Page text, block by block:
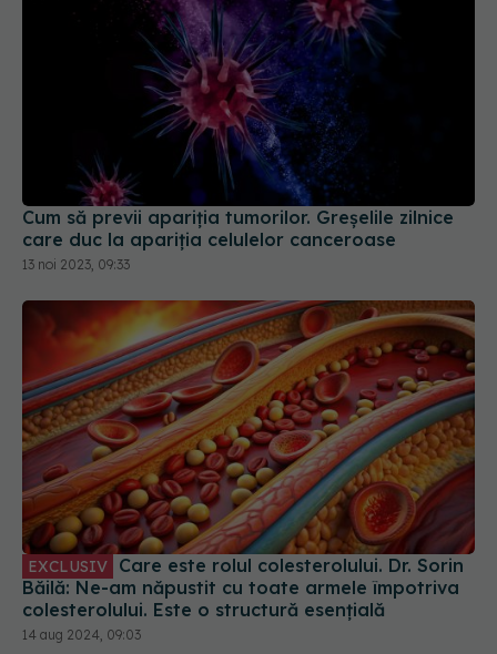
Cum să previi apariția tumorilor. Greșelile zilnice
care duc la apariția celulelor canceroase
13 noi 2023, 09:33
EXCLUSIV
Băilă: Ne-am năpustit cu toate armele împotriva
colesterolului. Este o structură esențială
14 aug 2024, 09:03